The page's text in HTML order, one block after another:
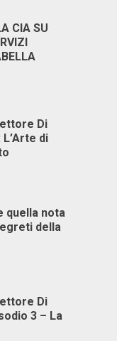
CIA SU
Di
di
quella nota
della
Di
3 – La